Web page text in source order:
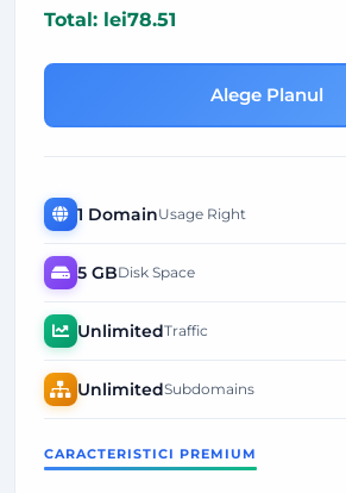
Total: lei78.51
Alege Planul
1 DomainUsage Right
5 GBDisk Space
UnlimitedTraffic
UnlimitedSubdomains
CARACTERISTICI PREMIUM